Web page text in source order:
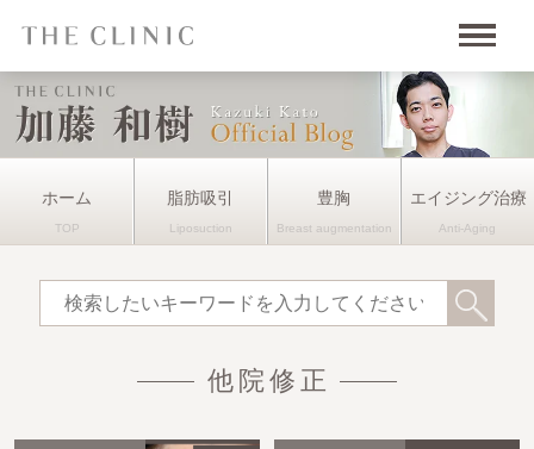
ホーム 脂肪吸引 豊胸 エイジング治療
他院修正